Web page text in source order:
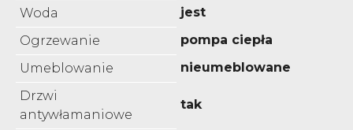
Woda
jest
Ogrzewanie
pompa ciepła
Umeblowanie
nieumeblowane
Drzwi
antywłamaniowe
tak